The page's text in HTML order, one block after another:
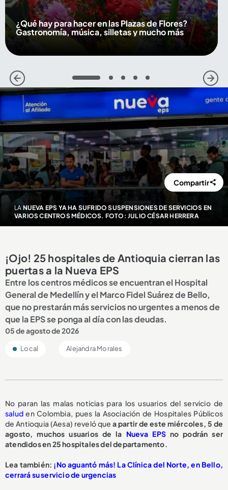
¿Qué hay para hacer en las Plazas de Flores?
Gastronomía, música, silletas y mucho más
1 2 3 4 5
LA NUEVA EPS YA HA SUFRIDO SUSPENSIONES DE SERVICIOS EN
VARIOS CENTROS MÉDICOS. FOTO: JULIO CÉSAR HERRERA
Compartir
¡Ojo! 25 hospitales de Antioquia cierran las
puertas a la Nueva EPS
Entre los centros médicos se encuentran el Hospital
General de Medellín y el Marco Fidel Suárez de Bello,
que no prestarán más servicios no urgentes a menos de
que la EPS se ponga al día con las deudas.
05 de agosto de 2026
Local Alejandra Morales
No paran las malas noticias para los usuarios del servicio de
salud en Colombia, pues la Asociación de Hospitales Públicos
de Antioquia (Aesa) reveló quea partir de este miércoles, 5 de
agosto, muchos usuarios de la Nueva EPS no podrán ser
atendidos en 25 hospitales del departamento.
Lea también: ¡No aguantó más! La Clínica del Norte, en Bello,
cerrará su servicio de urgencias